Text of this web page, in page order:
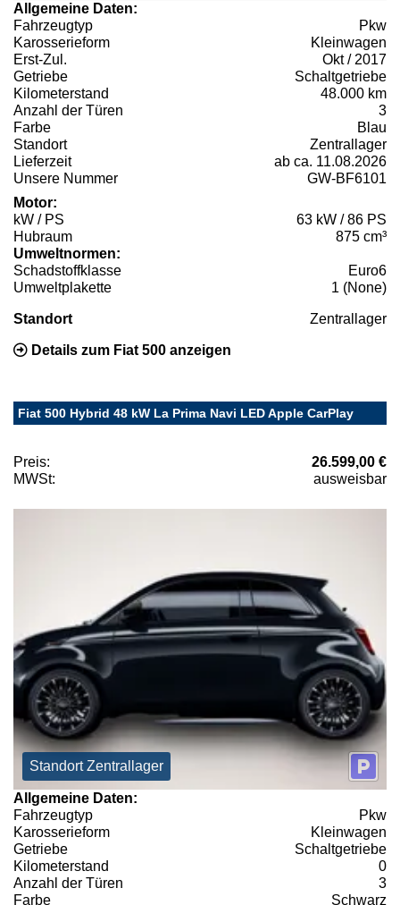
Allgemeine Daten:
Fahrzeugtyp
Pkw
Karosserieform
Kleinwagen
Erst-Zul.
Okt / 2017
Getriebe
Schaltgetriebe
Kilometerstand
48.000 km
Anzahl der Türen
3
Farbe
Blau
Standort
Zentrallager
Lieferzeit
ab ca. 11.08.2026
Unsere Nummer
GW-BF6101
Motor:
kW / PS
63 kW / 86 PS
Hubraum
875 cm³
Umweltnormen:
Schadstoffklasse
Euro6
Umweltplakette
1 (None)
Standort Zentrallager
Details zum Fiat 500 anzeigen
Fiat 500 Hybrid 48 kW La Prima Navi LED Apple CarPlay
Preis:
26.599,00 €
MWSt:
ausweisbar
Standort Zentrallager
Allgemeine Daten:
Fahrzeugtyp
Pkw
Karosserieform
Kleinwagen
Getriebe
Schaltgetriebe
Kilometerstand
0
Anzahl der Türen
3
Farbe
Schwarz